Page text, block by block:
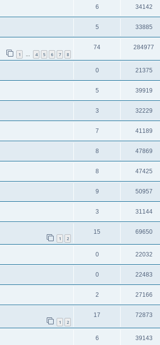
6 34142
5 33885
1 … 4 5 6 7 8
74 284977
0 21375
5 39919
3 32229
7 41189
8 47869
8 47425
9 50957
3 31144
1 2
15 69650
0 22032
0 22483
2 27166
1 2
17 72873
6 39143